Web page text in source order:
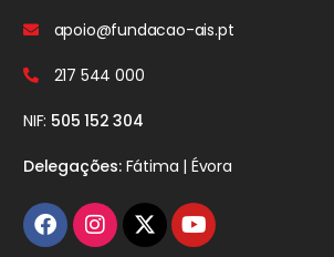
apoio@fundacao-ais.pt
217 544 000
NIF: 505 152 304
Delegações:Fátima | Évora